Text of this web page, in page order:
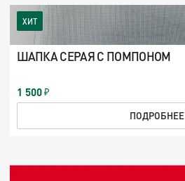
ХИТ
ШАПКА СЕРАЯ С ПОМПОНОМ
1 500
ПОДРОБНЕЕ